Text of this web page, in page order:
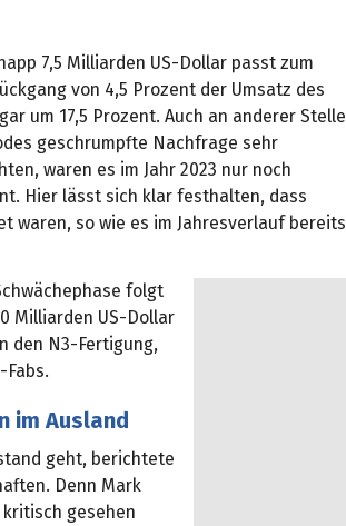
7,5 Milliarden US-Dollar passt zum
von 4,5 Prozent der Umsatz des
um 17,5 Prozent. Auch an anderer Stelle
geschrumpfte Nachfrage sehr
waren es im Jahr 2023 nur noch
Hier lässt sich klar festhalten, dass
waren, so wie es im Jahresverlauf bereits
folgt
Milliarden US-Dollar
den N3-Fertigung,
im Ausland
geht, berichtete
Denn Mark
kritisch gesehen